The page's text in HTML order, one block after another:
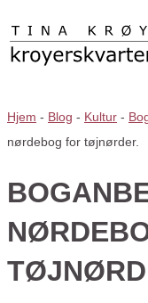
Hjem - Blog - Kultur -
nørdebog for tøjnørder.